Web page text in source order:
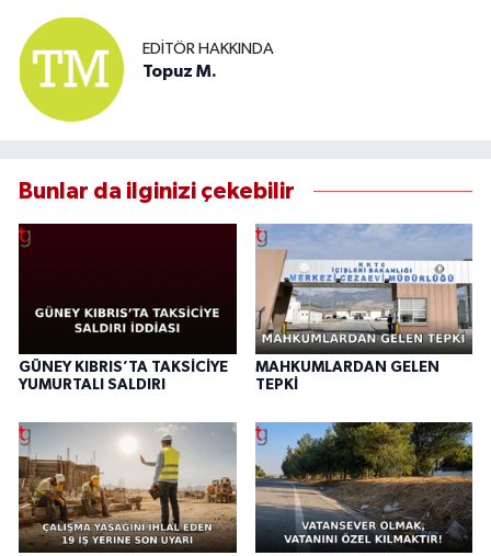
EDITÖR HAKKINDA
Topuz M.
Bunlar da ilginizi çekebilir
GÜNEY KIBRIS’TA TAKSİCİYE
YUMURTALI SALDIRI
MAHKUMLARDAN GELEN
TEPKİ